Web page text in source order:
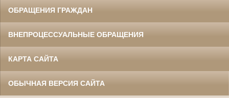
ОБРАЩЕНИЯ ГРАЖДАН
ВНЕПРОЦЕССУАЛЬНЫЕ ОБРАЩЕНИЯ
КАРТА САЙТА
ОБЫЧНАЯ ВЕРСИЯ САЙТА